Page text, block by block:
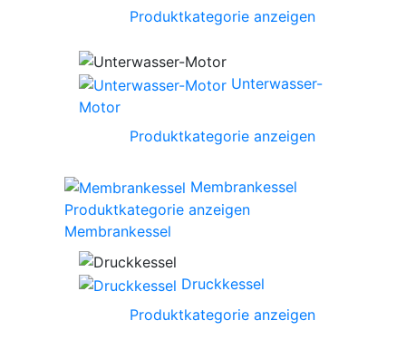
Produktkategorie anzeigen
Unterwasser-
Motor
Produktkategorie anzeigen
Membrankessel
Produktkategorie anzeigen
Membrankessel
Druckkessel
Produktkategorie anzeigen